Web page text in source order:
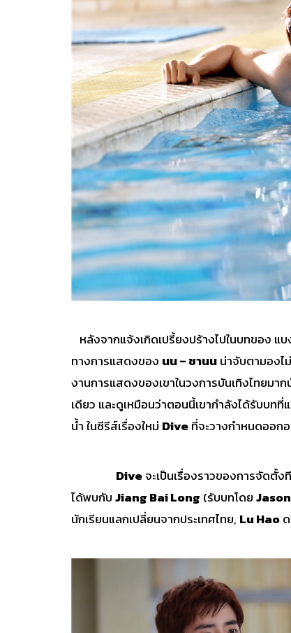
หลังจากแจ้งเกิดเปรี้ยงปร้างไปในบทของ แ
ทางการแสดงของ นน – ชานนน่าจับตามองไ
งานการแสดงของเขาในวงการบันเทิงไทยมา
เดียว และดูเหมือนว่าตอนนี้เขากำลังได้รับบท
น้ำ ในซีรีส์เรื่องใหม่ Diveที่จะวางกำหนดออก
Diveจะเป็นเรื่องราวของการจัดตั้ง
ได้พบกับJiang Bai Long (รับบทโดย
นักเรียนแลกเปลี่ยนจากประเทศไทย, Lu Hao